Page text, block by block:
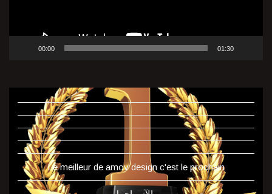
00:00 01:30
Le meilleur de amov design c'est le prochain